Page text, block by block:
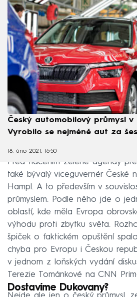
Český automobilový průmysl v
Vyrobilo se nejméně aut za
18. úno 2021, 16:50
Před tlačením zelené agendy
také bývalý viceguvernér České
Hampl. A to především v
průmyslem. Podle něho jde o
oblastí, kde měla Evropa
výhodu proti zbytku světa.
špiček o faktickém opuštění
chyba pro Evropu i Českou
v jednom z loňských vydání
Terezie Tománkové na CNN
Dostavíme Dukovany?